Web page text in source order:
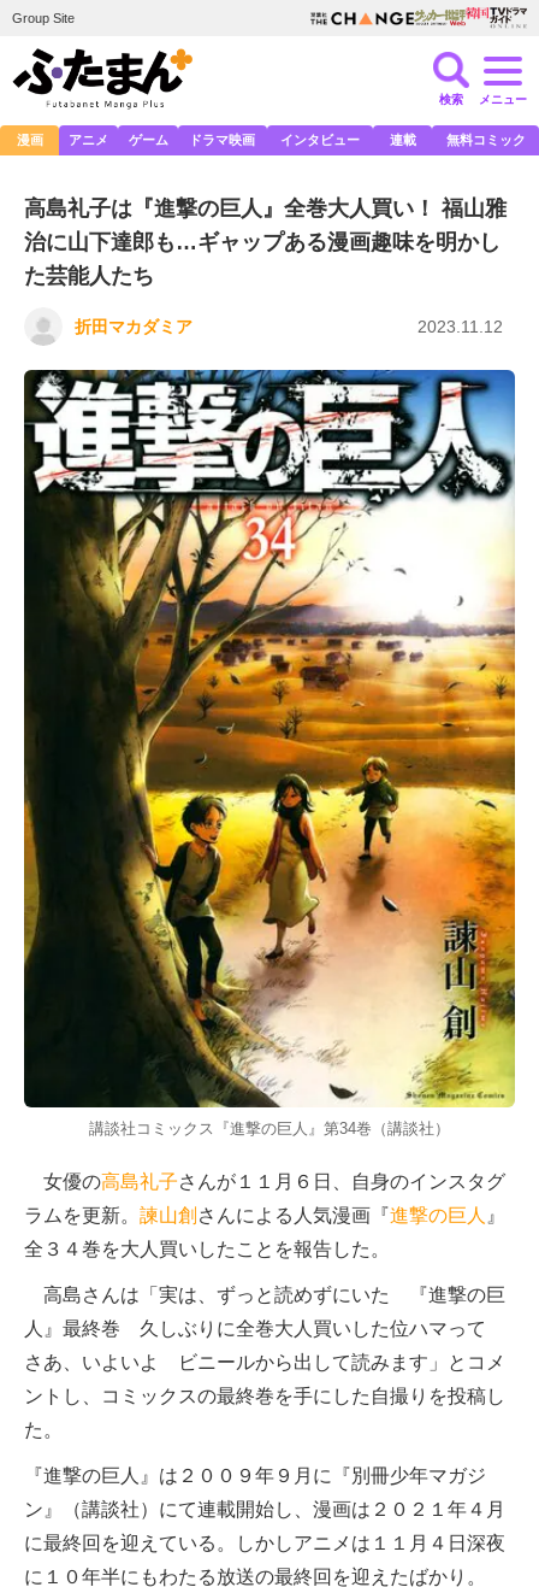
Group Site
検索 メニュー
漫画 アニメ ゲーム ドラマ映画 インタビュー 連載 無料コミック
高島礼子は『進撃の巨人』全巻大人買い！ 福山雅
治に山下達郎も…ギャップある漫画趣味を明かし
た芸能人たち
折田マカダミア 2023.11.12
講談社コミックス『進撃の巨人』第34巻（講談社）
女優の高島礼子さんが１１月６日、自身のインスタグ
ラムを更新。 諫山創 さんによる人気漫画『進撃の巨人 』
全３４巻を大人買いしたことを報告した。
高島さんは「実は、ずっと読めずにいた 『進撃の巨
人』最終巻 久しぶりに全巻大人買いした位ハマって
さあ、いよいよ ビニールから出して読みます」とコメ
ントし、コミックスの最終巻を手にした自撮りを投稿し
た。
『進撃の巨人』は２００９年９月に『別冊少年マガジ
ン』（講談社）にて連載開始し、漫画は２０２１年４月
に最終回を迎えている。しかしアニメは１１月４日深夜
に１０年半にもわたる放送の最終回を迎えたばかり。